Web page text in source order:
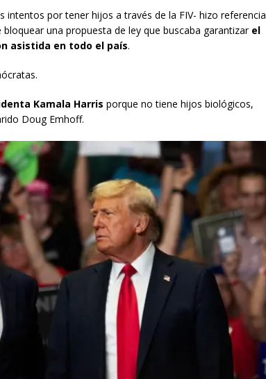
intentos por tener hijos a través de la FIV- hizo referencia
una propuesta de ley que buscaba garantizar el
asistida en todo el país.
Kamala Harris porque no tiene hijos biológicos,
Doug Emhoff.